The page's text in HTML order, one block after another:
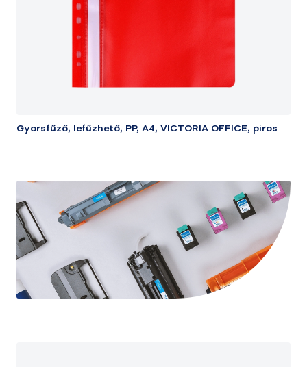
Gyorsfűző, lefűzhető, PP, A4, VICTORIA OFFICE, piros